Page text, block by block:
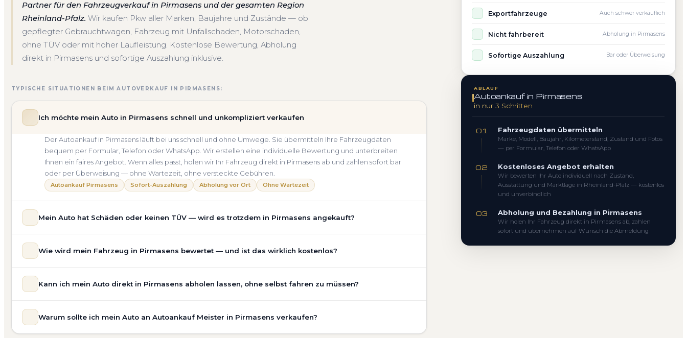
Partner für den Fahrzeugverkauf in Pirmasens und der gesamten Region
Rheinland-Pfalz. Wir kaufen Pkw aller Marken, Baujahre und Zustände — ob
gepflegter Gebrauchtwagen, Fahrzeug mit Unfallschaden, Motorschaden,
ohne TÜV oder mit hoher Laufleistung. Kostenlose Bewertung, Abholung
direkt in Pirmasens und sofortige Auszahlung inklusive.
TYPISCHE SITUATIONEN BEIM AUTOVERKAUF IN PIRMASENS:
Ich möchte mein Auto in Pirmasens schnell und unkompliziert verkaufen
Der Autoankauf in Pirmasens läuft bei uns schnell und ohne Umwege. Sie übermitteln Ihre Fahrzeugdaten
bequem per Formular, Telefon oder WhatsApp. Wir erstellen eine individuelle Bewertung und unterbreiten
Ihnen ein faires Angebot. Wenn alles passt, holen wir Ihr Fahrzeug direkt in Pirmasens ab und zahlen sofort bar
oder per Überweisung — ohne Wartezeit, ohne versteckte Gebühren.
Autoankauf Pirmasens Sofort-Auszahlung Abholung vor Ort Ohne Wartezeit
Mein Auto hat Schäden oder keinen TÜV — wird es trotzdem in Pirmasens angekauft?
allgemeinem Reparaturbedarf direkt in Pirmasens an. Der Zustand Ihres Fahrzeugs fließt transparent in unsere
Unfallwagen Pirmasens Motorschaden Ohne TÜV Getriebeschaden Faire Bewertung
Wie wird mein Fahrzeug in Pirmasens bewertet — und ist das wirklich kostenlos?
prüfen Marke, Modell, Baujahr, Kilometerstand, Ausstattung, Pflegezustand und die aktuelle Marktlage. So
Kostenlose Bewertung Marktwert Pirmasens Unverbindlich Seriöse Einschätzung
Kann ich mein Auto direkt in Pirmasens abholen lassen, ohne selbst fahren zu müssen?
Adresse — egal ob zu Hause, am Arbeitsplatz oder an einem Treffpunkt Ihrer Wahl in Pirmasens und Umgebung.
Warum sollte ich mein Auto an Autoankauf Meister in Pirmasens verkaufen?
Exportfahrzeuge Auch schwer verkäuflich
Nicht fahrbereit Abholung in Pirmasens
Sofortige Auszahlung Bar oder Überweisung
ABLAUF
Autoankauf in Pirmasens
in nur 3 Schritten
01 Fahrzeugdaten übermitteln
Marke, Modell, Baujahr, Kilometerstand, Zustand und Fotos
— per Formular, Telefon oder WhatsApp
02 Kostenloses Angebot erhalten
Wir bewerten Ihr Auto individuell nach Zustand,
Ausstattung und Marktlage in Rheinland-Pfalz — kostenlos
und unverbindlich
03 Abholung und Bezahlung in Pirmasens
Wir holen Ihr Fahrzeug direkt in Pirmasens ab, zahlen
sofort und übernehmen auf Wunsch die Abmeldung